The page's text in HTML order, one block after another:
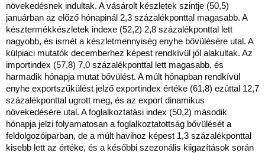
növekedésnek indultak. A vásárolt készletek szintje (50,5)
januárban az előző hónapinál 2,3 százalékponttal magasabb. A
késztermékkészletek indexe (52,2) 2,8 százalékponttal lett
nagyobb, és ismét a készletmennyiség enyhe bővülésére utal. A
külpiaci mutatók decemberhez képest rendkívül jól alakultak. Az
importindex (57,8) 7,0 százalékponttal lett magasabb, és
harmadik hónapja mutat bővülést. A múlt hónapban rendkívül
enyhe exportszűkülést jelző exportindex értéke (61,8) ezúttal 12,7
százalékponttal ugrott meg, és az export dinamikus
növekedésére utal. A foglalkoztatási index (50,2) második
hónapja jelzi folyamatosan a foglalkoztatottság bővülését a
feldolgozóiparban, de a múlt havihoz képest 1,3 százalékponttal
kisebb lett az értéke, és a későbbi szezonális kiigazítások során